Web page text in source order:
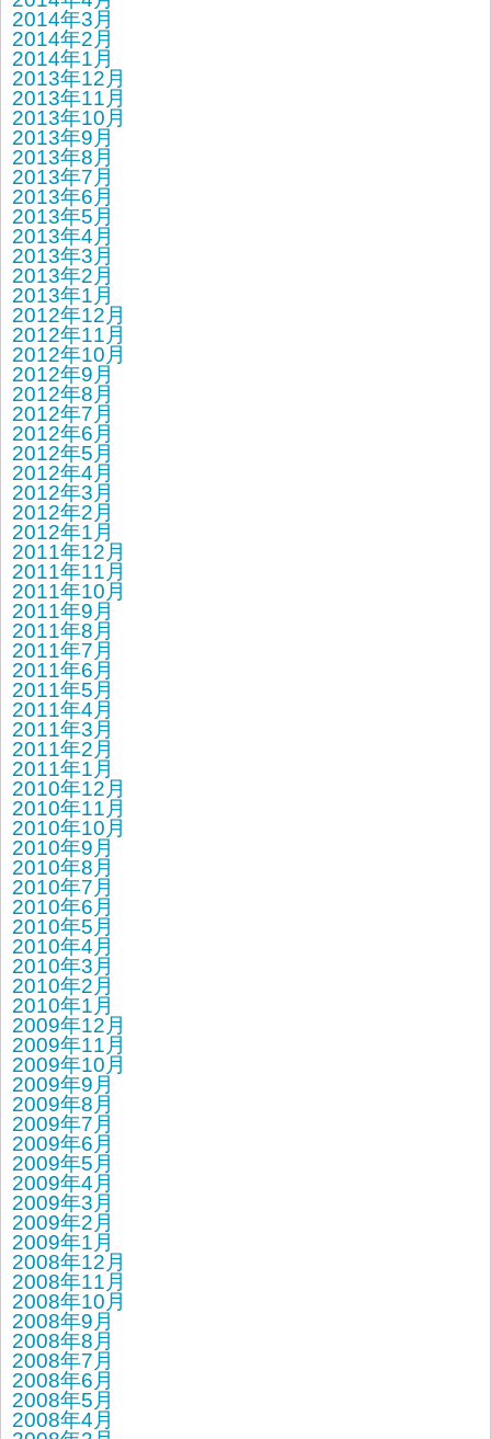
2014年3月
2014年2月
2014年1月
2013年12月
2013年11月
2013年10月
2013年9月
2013年8月
2013年7月
2013年6月
2013年5月
2013年4月
2013年3月
2013年2月
2013年1月
2012年12月
2012年11月
2012年10月
2012年9月
2012年8月
2012年7月
2012年6月
2012年5月
2012年4月
2012年3月
2012年2月
2012年1月
2011年12月
2011年11月
2011年10月
2011年9月
2011年8月
2011年7月
2011年6月
2011年5月
2011年4月
2011年3月
2011年2月
2011年1月
2010年12月
2010年11月
2010年10月
2010年9月
2010年8月
2010年7月
2010年6月
2010年5月
2010年4月
2010年3月
2010年2月
2010年1月
2009年12月
2009年11月
2009年10月
2009年9月
2009年8月
2009年7月
2009年6月
2009年5月
2009年4月
2009年3月
2009年2月
2009年1月
2008年12月
2008年11月
2008年10月
2008年9月
2008年8月
2008年7月
2008年6月
2008年5月
2008年4月